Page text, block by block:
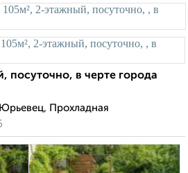
посуточно, в черте города
Прохладная